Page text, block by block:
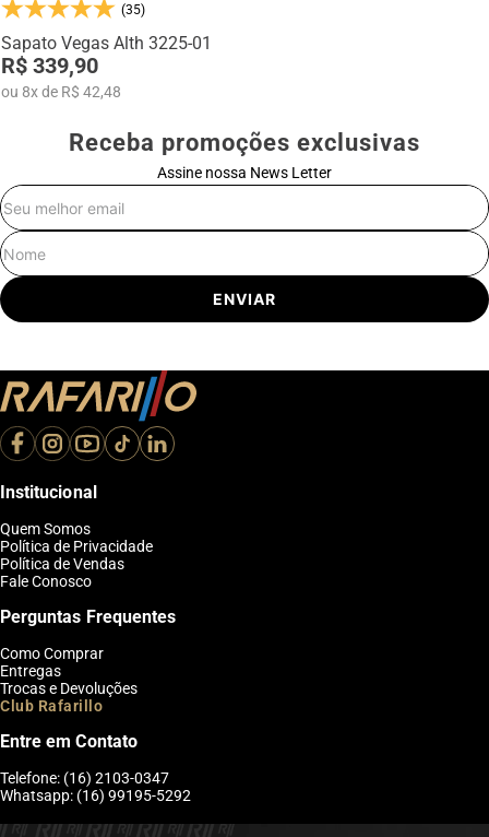
(35)
Sapato Vegas Alth 3225-01
R$ 339,90
ou 8xde R$ 42,48
Receba promoções exclusivas
Assine nossa News Letter
ENVIAR
Institucional
Quem Somos
Política de Privacidade
Política de Vendas
Fale Conosco
Perguntas Frequentes
Como Comprar
Entregas
Trocas e Devoluções
Club Rafarillo
Entre em Contato
Telefone: (16) 2103-0347
Whatsapp: (16) 99195-5292